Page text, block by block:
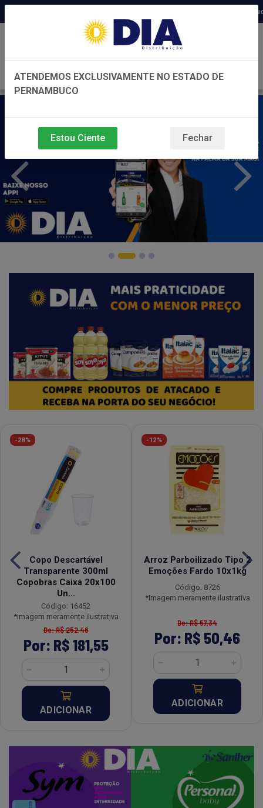
Distribuidora há 22 anos em Pernambuco
-28%
Copo Descartável
Transparente 300ml
Copobras Caixa 20x100
Un...
Código: 16452
*Imagem meramente ilustrativa
De: R$ 252,46
Por: R$ 181,55
ADICIONAR
-12%
Arroz Parboilizado Tipo 2
Emoções Fardo 10x1kg
Código: 8726
*Imagem meramente ilustrativa
De: R$ 57,34
Por: R$ 50,46
ADICIONAR
ATENDEMOS EXCLUSIVAMENTE NO ESTADO DE
PERNAMBUCO
Estou Ciente Fechar